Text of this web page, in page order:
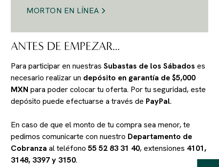
MORTON EN LÍNEA
ANTES DE EMPEZAR...
Para participar en nuestrasSubastas de los Sábados es
necesario realizar un depósito en garantía de $5,000
MXN para poder colocar tu oferta. Por tu seguridad, este
depósito puede efectuarse a través de PayPal.
En caso de que el monto de tu compra sea menor, te
pedimos comunicarte con nuestro Departamento de
Cobranzaal teléfono55 52 83 31 40, extensiones 4101,
3148, 3397 y 3150.